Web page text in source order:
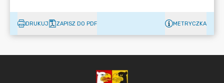
DRUKUJ ZAPISZ DO PDF METRYCZKA